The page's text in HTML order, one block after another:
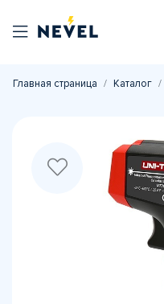
Главная страница Каталог